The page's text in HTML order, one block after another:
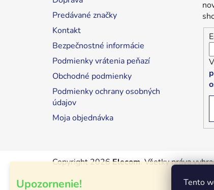
Tento
Upozornenie!
Predávané značky
Kontakt
Bezpečnostné informácie
Podmienky vrátenia peňazí
Obchodné podmienky
Podmienky ochrany osobných
údajov
Moja objednávka
Copyright 2026Elecom. Všetky práva